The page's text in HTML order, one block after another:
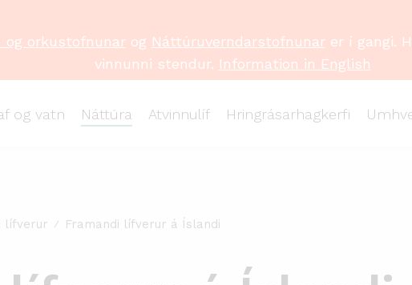
og vatn Náttúra Atvinnulíf Hringrásarhagkerfi
og orkustofnunarog Náttúruverndarstofnunarer í gangi.
vinnunni stendur. Information in English
lífverur Framandi lífverur á Íslandi